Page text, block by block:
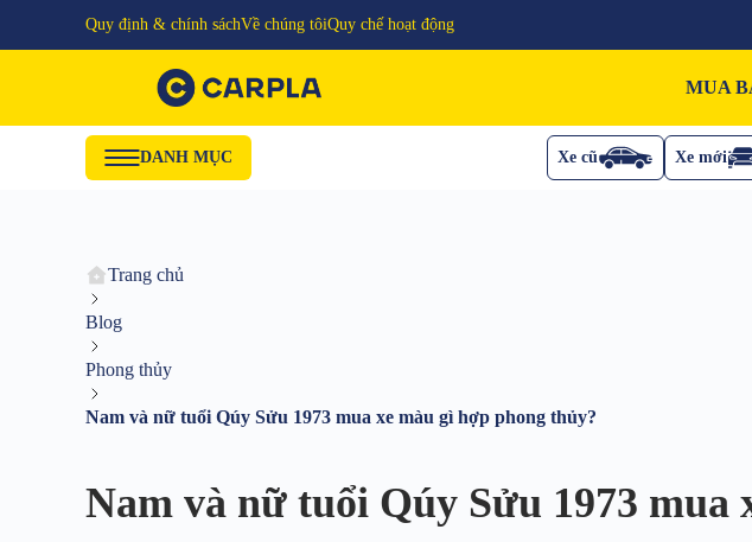
Quy định & chính sáchVề chúng tôiQuy chế hoạt động
MUA
DANH MỤC Xe cũ Xe mới
Trang chủ
Blog
Phong thủy
Nam và nữ tuổi Qúy Sửu 1973 mua xe màu gì hợp phong thủy?
Nam và nữ tuổi Qúy Sửu 1973 mua